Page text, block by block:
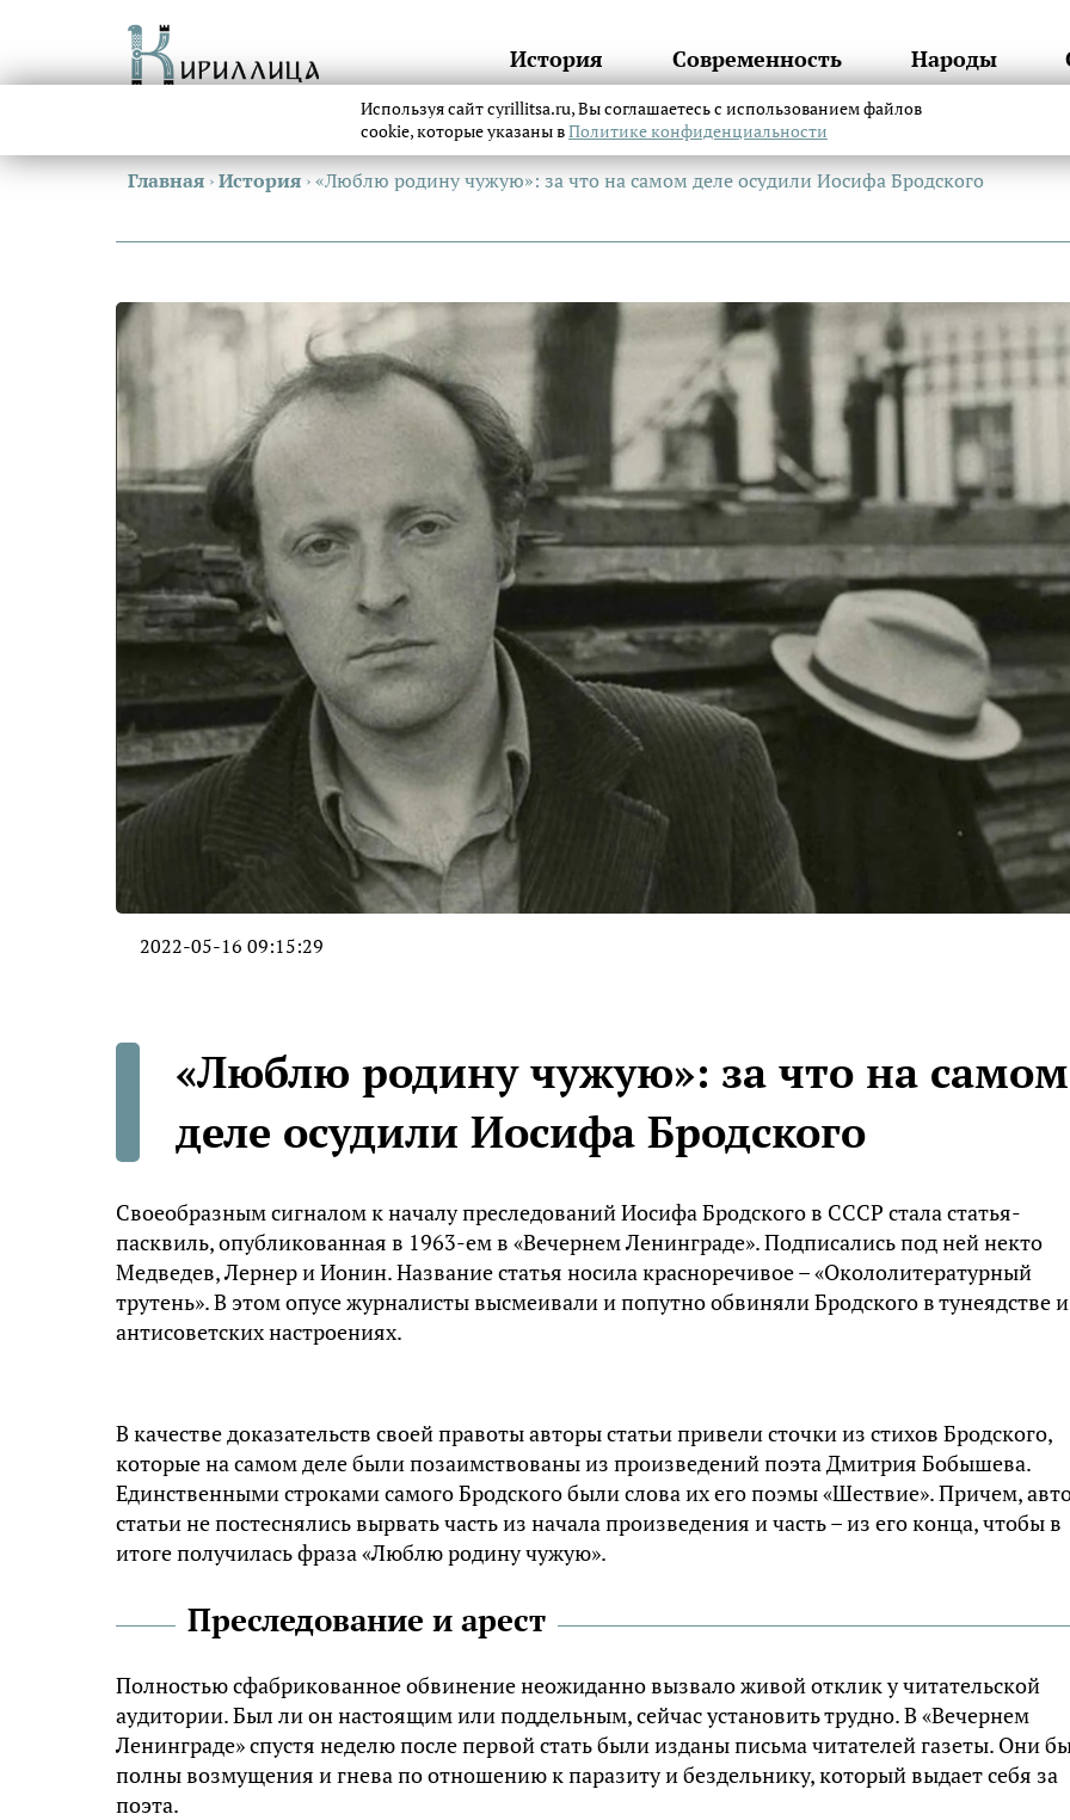
История Современность Народы
Главная ›История ›«Люблю родину чужую»: за что на самом деле осудили Иосифа Бродского
2022-05-16 09:15:29
«Люблю родину чужую»: за что на самом
деле осудили Иосифа Бродского
Своеобразным сигналом к началу преследований Иосифа Бродского в СССР стала статья-
пасквиль, опубликованная в 1963-ем в «Вечернем Ленинграде». Подписались под ней некто
Медведев, Лернер и Ионин. Название статья носила красноречивое – «Окололитературный
трутень». В этом опусе журналисты высмеивали и попутно обвиняли Бродского в тунеядстве и
антисоветских настроениях.
В качестве доказательств своей правоты авторы статьи привели сточки из стихов Бродского,
которые на самом деле были позаимствованы из произведений поэта Дмитрия Бобышева.
Единственными строками самого Бродского были слова их его поэмы «Шествие». Причем,
статьи не постеснялись вырвать часть из начала произведения и часть – из его конца, чтобы в
итоге получилась фраза «Люблю родину чужую».
Преследование и арест
Полностью сфабрикованное обвинение неожиданно вызвало живой отклик у читательской
аудитории. Был ли он настоящим или поддельным, сейчас установить трудно. В «Вечернем
Ленинграде» спустя неделю после первой стать были изданы письма читателей газеты. Они
полны возмущения и гнева по отношению к паразиту и бездельнику, который выдает себя за
поэта.
Используя сайт cyrillitsa.ru, Вы соглашаетесь с использованием файлов
cookie, которые указаны вПолитике конфиденциальности